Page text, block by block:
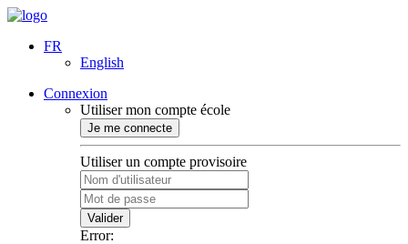
FR
English
Connexion
Utiliser mon compte école
Je me connecte
Utiliser un compte provisoire
Valider
Error: